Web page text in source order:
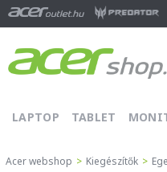
LAPTOP TABLET
Acer webshop > Kiegészítők >